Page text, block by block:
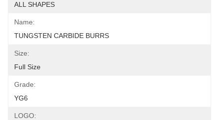
ALL SHAPES
Name:
TUNGSTEN CARBIDE BURRS
Size:
Full Size
Grade:
YG6
LOGO: